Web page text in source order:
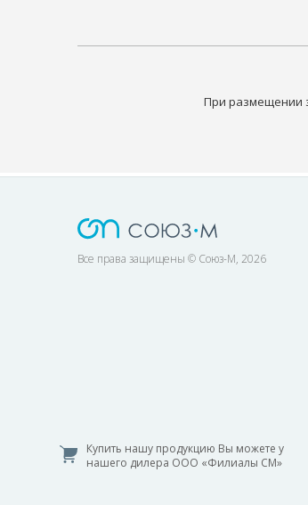
При размещении
Все права защищены © Союз-М, 2026
Купить нашу продукцию Вы можете у
нашего дилера ООО «Филиалы СМ»